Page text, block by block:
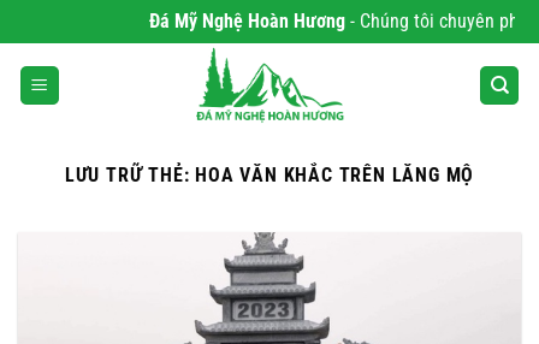
qua
nội
dung
Đá Mỹ Nghệ Hoàn Hương- Chúng tôi chuyên phân
LƯU TRỮ THẺ: HOA VĂN KHẮC TRÊN LĂNG MỘ